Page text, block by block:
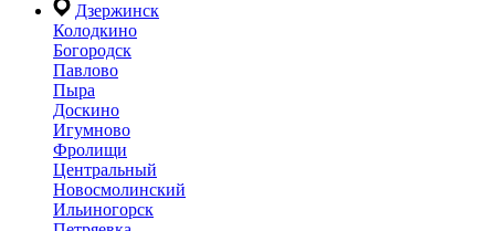
Дзержинск
Колодкино
Богородск
Павлово
Пыра
Доскино
Игумново
Фролищи
Центральный
Новосмолинский
Ильиногорск